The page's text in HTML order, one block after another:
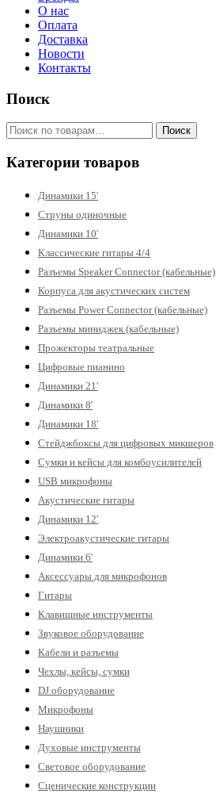
О нас
Оплата
Доставка
Новости
Контакты
Поиск
Искать: Поиск
Категории товаров
Динамики 15'
Струны одиночные
Динамики 10'
Классические гитары 4/4
Разъемы Speaker Connector (кабельные)
Корпуса для акустических систем
Разъемы Power Connector (кабельные)
Разъемы миниджек (кабельные)
Прожекторы театральные
Цифровые пианино
Динамики 21'
Динамики 8'
Динамики 18'
Стейджбоксы для цифровых микшеров
Сумки и кейсы для комбоусилителей
USB микрофоны
Акустические гитары
Динамики 12'
Электроакустические гитары
Динамики 6'
Аксессуары для микрофонов
Гитары
Клавишные инструменты
Звуковое оборудование
Кабели и разъемы
Чехлы, кейсы, сумки
DJ оборудование
Микрофоны
Наушники
Духовые инструменты
Световое оборудование
Сценические конструкции